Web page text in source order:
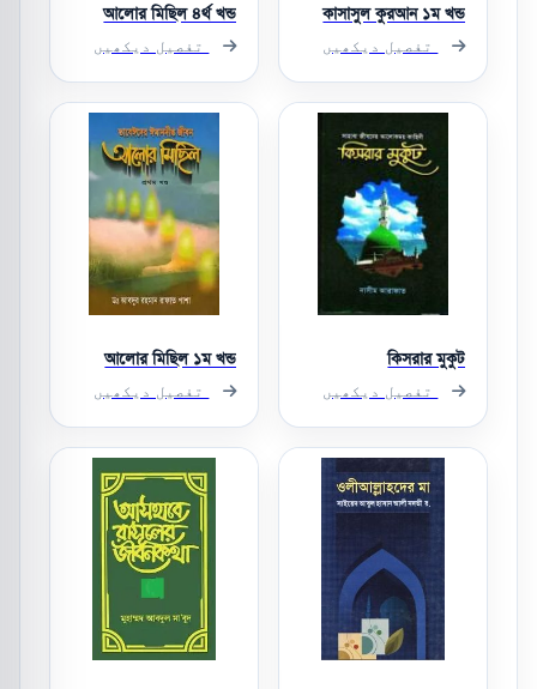
কাসাসুল কুরআন ১ম খন্ড
تفصیل دیکھیں
আলোর মিছিল ৪র্থ খন্ড
تفصیل دیکھیں
কিসরার মুকুট
تفصیل دیکھیں
আলোর মিছিল ১ম খন্ড
تفصیل دیکھیں